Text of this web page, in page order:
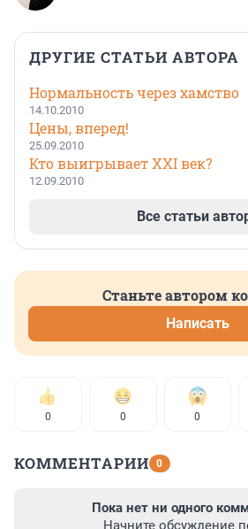
ДРУГИЕ СТАТЬИ АВТОРА
Нормальность через хамство
14.10.2010
Цены, вперед!
25.09.2010
Кто выигрывает XXI век?
12.09.2010
Все статьи
Станьте автором
Написать
0 0 0
КОММЕНТАРИИ 0
Пока нет ни одного
Начните обсуждение